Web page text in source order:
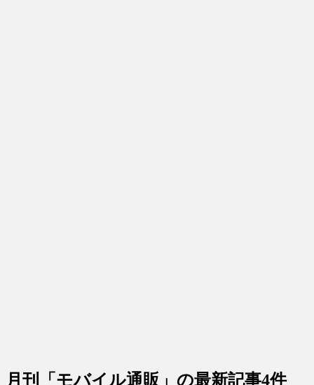
月刊「モバイル通販」 の最新記事4件